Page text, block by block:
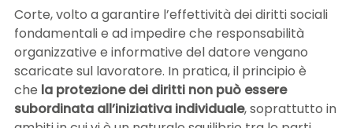
Corte, volto a garantire l’effettività dei diritti sociali
fondamentali e ad impedire che responsabilità
organizzative e informative del datore vengano
scaricate sul lavoratore. In pratica, il principio è
che la protezione dei diritti non può essere
subordinata all’iniziativa individuale, soprattutto in